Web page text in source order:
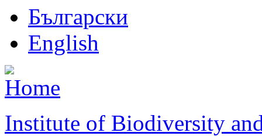
Български
English
Institute of Biodiversity